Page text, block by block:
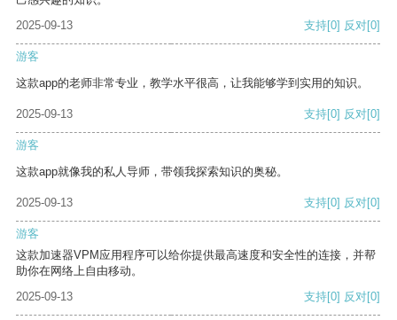
2025-09-13
支持[0] 反对[0]
游客
这款app的老师非常专业，教学水平很高，让我能够学到实用的知识。
2025-09-13 支持[0] 反对[0]
游客
这款app就像我的私人导师，带领我探索知识的奥秘。
2025-09-13 支持[0] 反对[0]
游客
这款加速器VPM应用程序可以给你提供最高速度和安全性的连接，并帮
助你在网络上自由移动。
2025-09-13
支持[0] 反对[0]